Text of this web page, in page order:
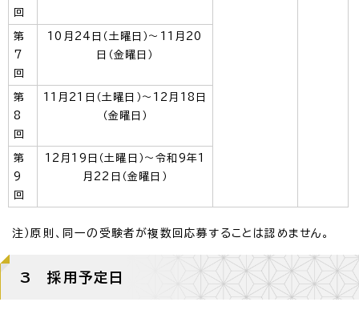
回
第
7
回
10月24日（土曜日）～11月20
日（金曜日）
第
8
回
11月21日（土曜日）～12月18日
（金曜日）
第
9
回
12月19日（土曜日）～令和9年1
月22日（金曜日）
注）原則、同一の受験者が複数回応募することは認めません。
3 採用予定日